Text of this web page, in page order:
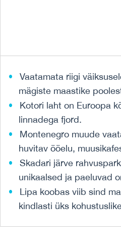
Vaatamata riigi
mägiste maastike
Kotori laht on Euroopa
linnadega fjord.
Montenegro muude
huvitav ööelu,
Skadari järve
unikaalsed ja paeluvad
Lipa koobas viib sind
kindlasti üks